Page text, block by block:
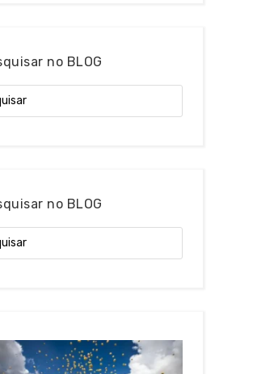
no BLOG
no BLOG